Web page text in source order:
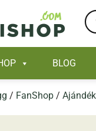
BLOG
/ FanShop / Ajándék